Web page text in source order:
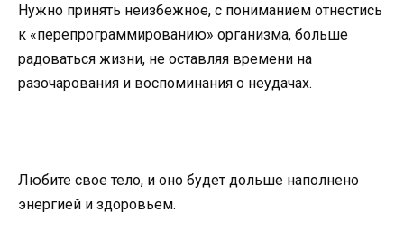
Нужно принять неизбежное, с пониманием отнестись
к «перепрограммированию» организма, больше
радоваться жизни, не оставляя времени на
разочарования и воспоминания о неудачах.
Любите свое тело, и оно будет дольше наполнено
энергией и здоровьем.